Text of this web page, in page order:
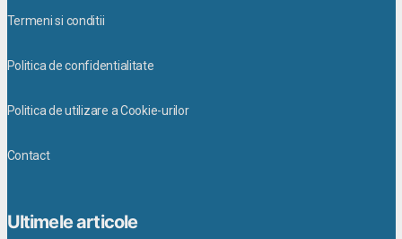
Termeni si conditii
Politica de confidentialitate
Politica de utilizare a Cookie-urilor
Contact
Ultimele articole